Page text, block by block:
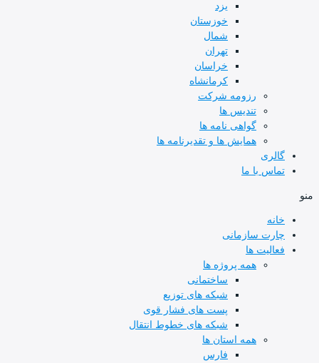
یزد
خوزستان
شمال
تهران
خراسان
کرمانشاه
رزومه شرکت
تندیس ها
گواهی نامه ها
همایش ها و تقدیرنامه ها
گالری
تماس با ما
منو
خانه
چارت سازمانی
فعالیت ها
همه پروژه ها
ساختمانی
شبکه های توزیع
پست های فشار قوی
شبکه های خطوط انتقال
همه استان ها
فارس